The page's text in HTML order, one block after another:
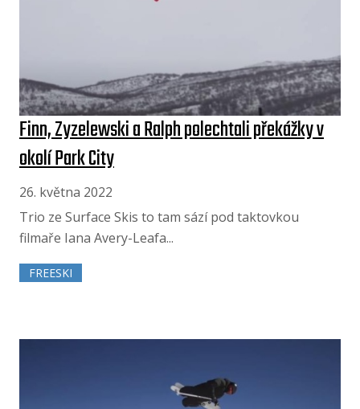
Finn, Zyzelewski a Ralph polechtali překážky v
okolí Park City
26. května 2022
Trio ze Surface Skis to tam sází pod taktovkou
filmaře Iana Avery-Leafa...
FREESKI